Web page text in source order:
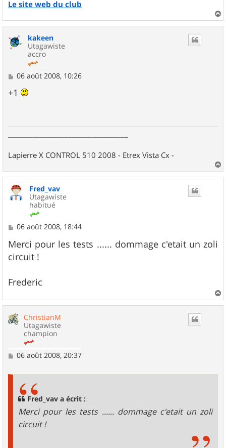
Le site web du club
a
kakeen
Utagawiste
accro
M
s
s
06 août 2008, 10:26
+1
Lapierre X CONTROL 510 2008 - Etrex Vista Cx -
a
Fred_vav
Utagawiste
habitué
M
s
s
a
06 août 2008, 18:44
Merci pour les tests ...... dommage c'etait un zoli
circuit !
Frederic
a
ChristianM
Utagawiste
champion
M
06 août 2008, 20:37
Fred_vav a écrit :
Merci pour les tests ...... dommage c'etait un zoli
circuit !